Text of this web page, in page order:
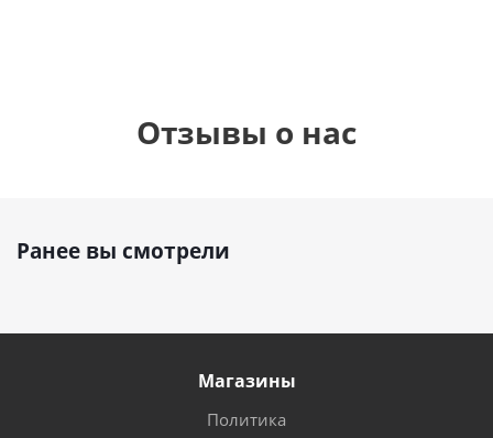
Отзывы о нас
Ранее вы смотрели
Магазины
Политика